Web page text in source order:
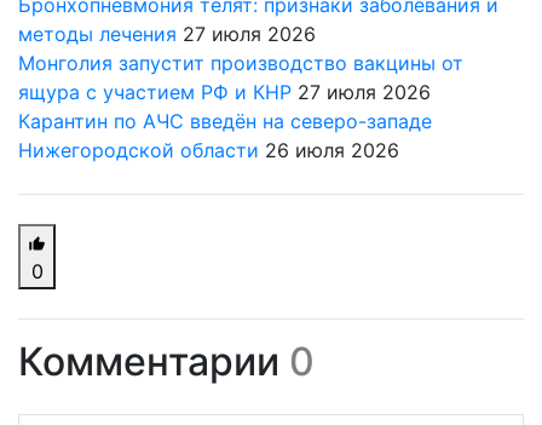
Бронхопневмония телят: признаки заболевания и
методы лечения 27 июля 2026
Монголия запустит производство вакцины от
ящура с участием РФ и КНР 27 июля 2026
Карантин по АЧС введён на северо-западе
Нижегородской области 26 июля 2026
0
Комментарии 0